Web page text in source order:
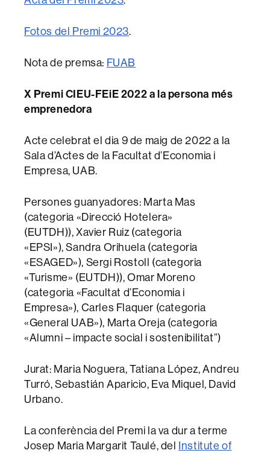
Fotos del Premi 2023.
Nota de premsa: FUAB
X Premi CIEU-FEiE 2022 a la persona més
emprenedora
Acte celebrat el dia 9 de maig de 2022 a la
Sala d’Actes de la Facultat d’Economia i
Empresa, UAB.
Persones guanyadores: Marta Mas
(categoria «Direcció Hotelera»
(EUTDH)), Xavier Ruiz (categoria
«EPSI»), Sandra Orihuela (categoria
«ESAGED»), Sergi Rostoll (categoria
«Turisme» (EUTDH)), Omar Moreno
(categoria «Facultat d’Economia i
Empresa»), Carles Flaquer (categoria
«General UAB»), Marta Oreja (categoria
«Alumni – impacte social i sostenibilitat”)
Jurat: Maria Noguera, Tatiana López, Andreu
Turró, Sebastián Aparicio, Eva Miquel, David
Urbano.
La conferència del Premi la va dur a terme
Josep Maria Margarit Taulé, del Institute of